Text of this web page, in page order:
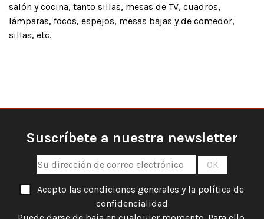
salón y cocina, tanto sillas, mesas de TV, cuadros,
lámparas, focos, espejos, mesas bajas y de comedor,
sillas, etc.
Suscríbete a nuestra newsletter
Acepto las condiciones generales y la política de
confidencialidad